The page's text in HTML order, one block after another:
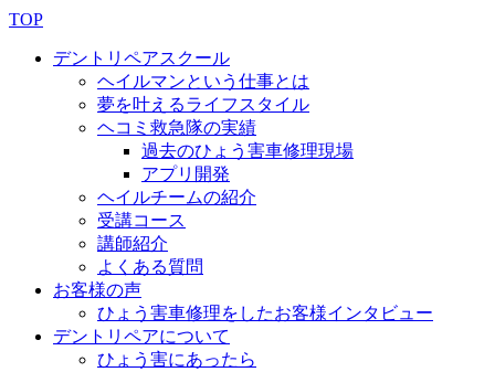
TOP
デントリペアスクール
ヘイルマンという仕事とは
夢を叶えるライフスタイル
ヘコミ救急隊の実績
過去のひょう害車修理現場
アプリ開発
ヘイルチームの紹介
受講コース
講師紹介
よくある質問
お客様の声
ひょう害車修理をしたお客様インタビュー
デントリペアについて
ひょう害にあったら